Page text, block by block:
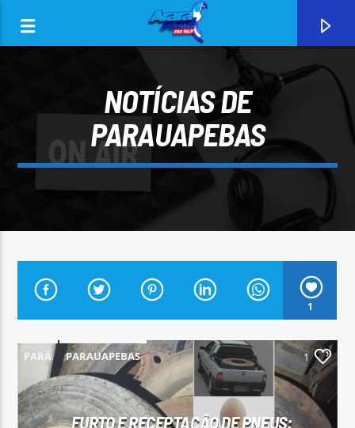
CURRENT TRACK
ARARA AZUL FM 96,9
NOTÍCIAS DE
PARAUAPEBAS
1
PARÁ PARAUAPEBAS 1
FURTO E RECEPTAÇÃO DE PNEUS: